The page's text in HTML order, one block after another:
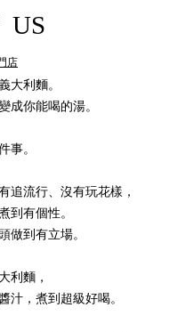
US
店
大利麵。
成你能喝的湯。
事。
追流行、沒有玩花樣，
到有個性。
做到有立場。
利麵，
汁，煮到超級好喝。